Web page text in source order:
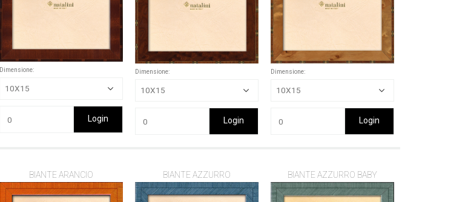
Dimensione:
Login
Dimensione:
Login
Dimensione:
Login
BIANTE ARANCIO BIANTE AZZURRO BIANTE AZZURRO BABY